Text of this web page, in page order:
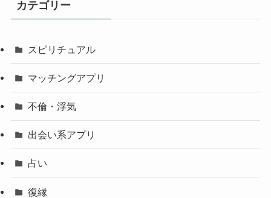
カテゴリー
スピリチュアル
マッチングアプリ
不倫・浮気
出会い系アプリ
占い
復縁